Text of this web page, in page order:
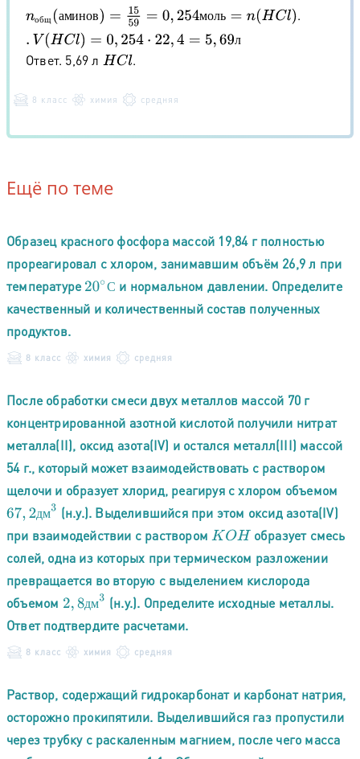
общ аминов моль
л
nо б щ(аминов =1559 0,254 моль=n(HCl ).V(HCl)=0.
Ответ. 5,69 л HCl .
8 класс химия средняя
Ещё по теме
Образец красного фосфора массой 19,84 г полностью
прореагировал с хлором, занимавшим объём 26,9 л при
температуре
С
20∘С и нормальном давлении. Определите
качественный и количественный состав полученных
продуктов.
8 класс химия средняя
После обработки смеси двух металлов массой 70 г
концентрированной азотной кислотой получили нитрат
металла(II), оксид азота(IV) и остался металл(III) массой
54 г., который может взаимодействовать с раствором
щелочи и образует хлорид, реагируя с хлором объемом
дм
67,2 дм3
(н.у.). Выделившийся при этом оксид азота(IV)
при взаимодействии с раствором KOH
образует смесь
солей, одна из которых при термическом разложении
превращается во вторую с выделением кислорода
объемом
дм
2,8дм3 (н.у.). Определите исходные металлы.
Ответ подтвердите расчетами.
8 класс химия средняя
Раствор, содержащий гидрокарбонат и карбонат натрия,
осторожно прокипятили. Выделившийся газ пропустили
через трубку с раскаленным магнием, после чего масса